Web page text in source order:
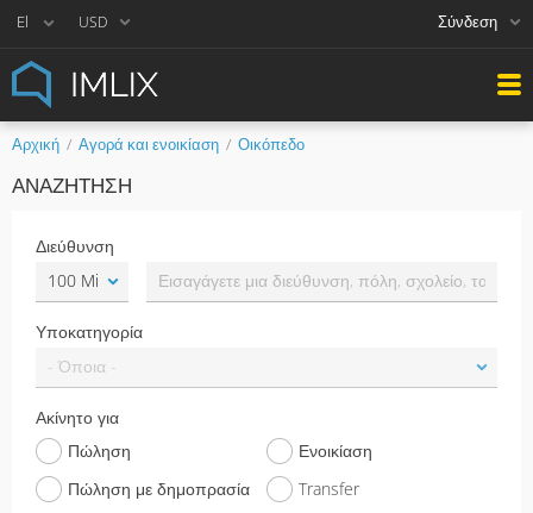
USD Σύνδεση
Αρχική Αγορά και ενοικίαση Οικόπεδο
ΑΝΑΖΉΤΗΣΗ
Διεύθυνση
Υποκατηγορία
Ακίνητο για
Πώληση
Ενοικίαση
Πώληση με δημοπρασία
Transfer